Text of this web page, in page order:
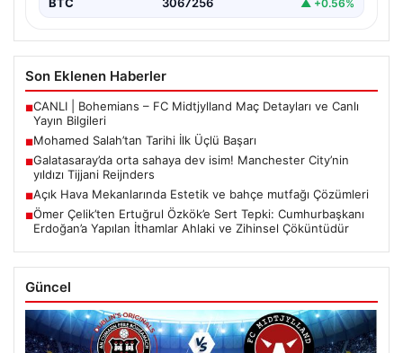
BTC 3067256 ▲ +0.56%
Son Eklenen Haberler
■CANLI | Bohemians – FC Midtjylland Maç Detayları ve Canlı
Yayın Bilgileri
■Mohamed Salah’tan Tarihi İlk Üçlü Başarı
■Galatasaray’da orta sahaya dev isim! Manchester City’nin
yıldızı Tijjani Reijnders
■Açık Hava Mekanlarında Estetik ve bahçe mutfağı Çözümleri
■Ömer Çelik’ten Ertuğrul Özkök’e Sert Tepki: Cumhurbaşkanı
Erdoğan’a Yapılan İthamlar Ahlaki ve Zihinsel Çöküntüdür
Güncel